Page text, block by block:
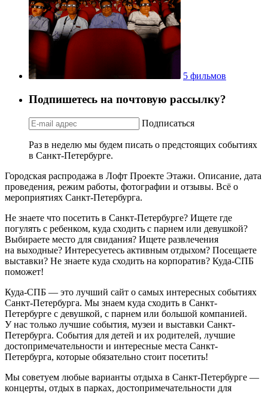
5 фильмов
Подпишетесь на почтовую рассылку?
Подписаться
Раз в неделю мы будем писать о предстоящих событиях
в Санкт-Петербурге.
Городская распродажа в Лофт Проекте Этажи. Описание, дата
проведения, режим работы, фотографии и отзывы. Всё о
мероприятиях Санкт-Петербурга.
Не знаете что посетить в Санкт-Петербурге? Ищете где
погулять с ребенком, куда сходить с парнем или девушкой?
Выбираете место для свидания? Ищете развлечения
на выходные? Интересуетесь активным отдыхом? Посещаете
выставки? Не знаете куда сходить на корпоратив? Куда-СПБ
поможет!
Куда-СПБ — это лучший сайт о самых интересных событиях
Санкт-Петербурга. Мы знаем куда сходить в Санкт-
Петербурге с девушкой, с парнем или большой компанией.
У нас только лучшие события, музеи и выставки Санкт-
Петербурга. События для детей и их родителей, лучшие
достопримечательности и интересные места Санкт-
Петербурга, которые обязательно стоит посетить!
Мы советуем любые варианты отдыха в Санкт-Петербурге —
концерты, отдых в парках, достопримечательности для